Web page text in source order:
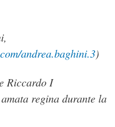
andrea.baghini.3)
Riccardo I
regina durante la